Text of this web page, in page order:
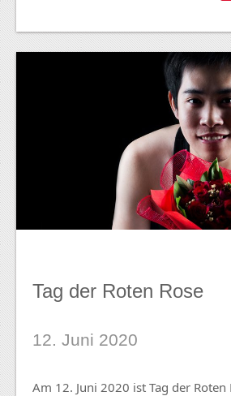
Tag der Roten Rose
12. Juni 2020
Am 12. Juni 2020 ist Tag der Roten